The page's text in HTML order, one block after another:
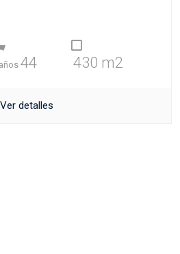
44 430 m2
Ver detalles